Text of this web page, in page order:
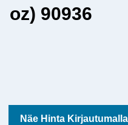
oz) 90936
Näe Hinta